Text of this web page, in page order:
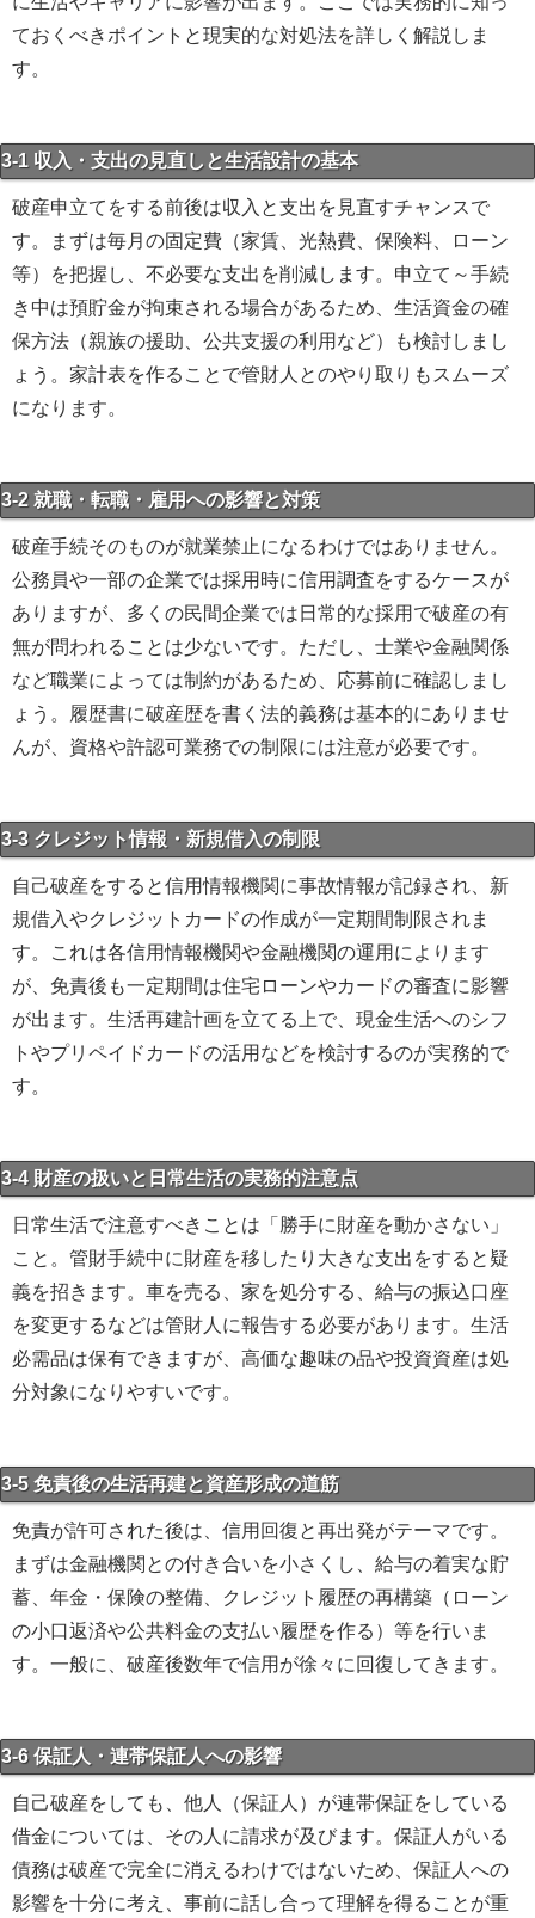
ておくべきポイントと現実的な対処法を詳しく解説しま
す。
3-1 収入・支出の見直しと生活設計の基本
破産申立てをする前後は収入と支出を見直すチャンスで
す。まずは毎月の固定費（家賃、光熱費、保険料、ローン
等）を把握し、不必要な支出を削減します。申立て～手続
き中は預貯金が拘束される場合があるため、生活資金の確
保方法（親族の援助、公共支援の利用など）も検討しまし
ょう。家計表を作ることで管財人とのやり取りもスムーズ
になります。
3-2 就職・転職・雇用への影響と対策
破産手続そのものが就業禁止になるわけではありません。
公務員や一部の企業では採用時に信用調査をするケースが
ありますが、多くの民間企業では日常的な採用で破産の有
無が問われることは少ないです。ただし、士業や金融関係
など職業によっては制約があるため、応募前に確認しまし
ょう。履歴書に破産歴を書く法的義務は基本的にありませ
んが、資格や許認可業務での制限には注意が必要です。
3-3 クレジット情報・新規借入の制限
自己破産をすると信用情報機関に事故情報が記録され、新
規借入やクレジットカードの作成が一定期間制限されま
す。これは各信用情報機関や金融機関の運用によります
が、免責後も一定期間は住宅ローンやカードの審査に影響
が出ます。生活再建計画を立てる上で、現金生活へのシフ
トやプリペイドカードの活用などを検討するのが実務的で
す。
3-4 財産の扱いと日常生活の実務的注意点
日常生活で注意すべきことは「勝手に財産を動かさない」
こと。管財手続中に財産を移したり大きな支出をすると疑
義を招きます。車を売る、家を処分する、給与の振込口座
を変更するなどは管財人に報告する必要があります。生活
必需品は保有できますが、高価な趣味の品や投資資産は処
分対象になりやすいです。
3-5 免責後の生活再建と資産形成の道筋
免責が許可された後は、信用回復と再出発がテーマです。
まずは金融機関との付き合いを小さくし、給与の着実な貯
蓄、年金・保険の整備、クレジット履歴の再構築（ローン
の小口返済や公共料金の支払い履歴を作る）等を行いま
す。一般に、破産後数年で信用が徐々に回復してきます。
3-6 保証人・連帯保証人への影響
自己破産をしても、他人（保証人）が連帯保証をしている
借金については、その人に請求が及びます。保証人がいる
債務は破産で完全に消えるわけではないため、保証人への
影響を十分に考え、事前に話し合って理解を得ることが重